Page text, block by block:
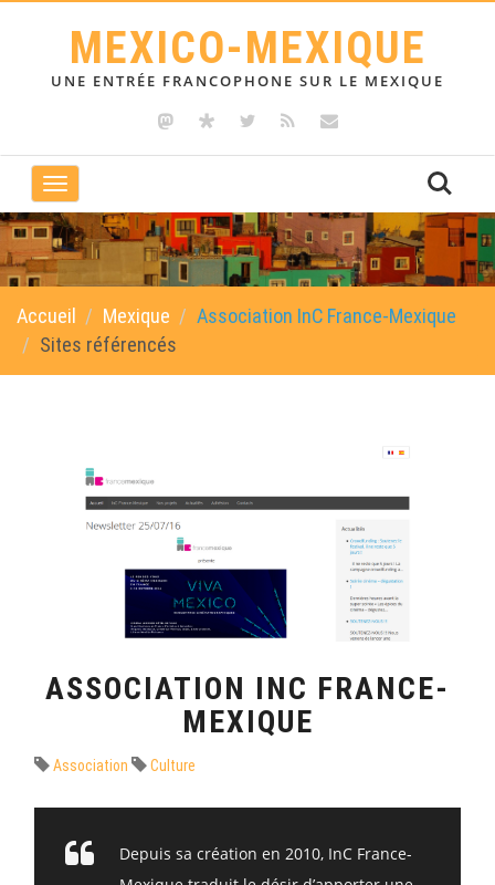
MEXICO-MEXIQUE
UNE ENTRÉE FRANCOPHONE SUR LE MEXIQUE
Toggle
navigation
Accueil Mexique
Association InC France-Mexique
Sites référencés
ASSOCIATION INC FRANCE-
MEXIQUE
Association Culture
Depuis sa création en 2010, InC France-